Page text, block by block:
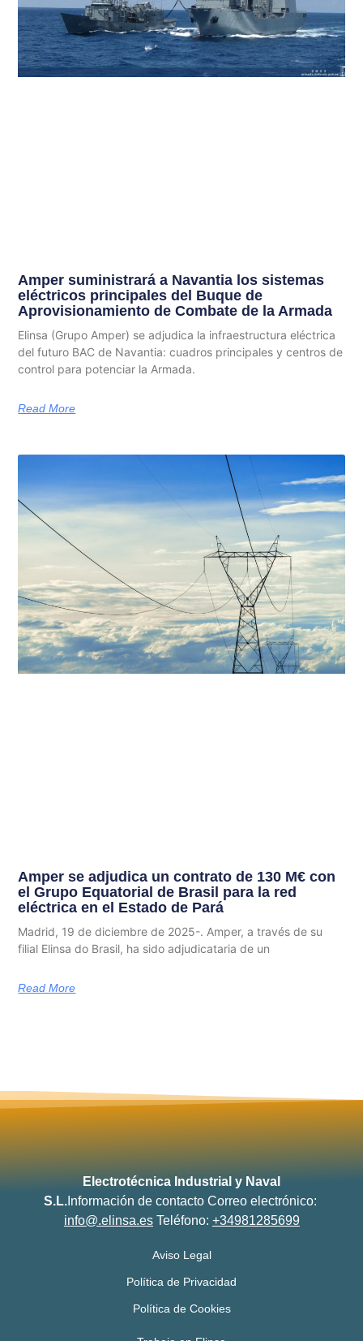
Amper suministrará a Navantia los sistemas
eléctricos principales del Buque de
Aprovisionamiento de Combate de la Armada
Elinsa (Grupo Amper) se adjudica la infraestructura eléctrica
del futuro BAC de Navantia: cuadros principales y centros de
control para potenciar la Armada.
Read More
Amper se adjudica un contrato de 130 M€ con
el Grupo Equatorial de Brasil para la red
eléctrica en el Estado de Pará
Madrid, 19 de diciembre de 2025-. Amper, a través de su
filial Elinsa do Brasil, ha sido adjudicataria de un
Read More
Electrotécnica Industrial y Naval
S.L.Información de contacto Correo electrónico:
info@.elinsa.es Teléfono: +34981285699
Aviso Legal
Política de Privacidad
Política de Cookies